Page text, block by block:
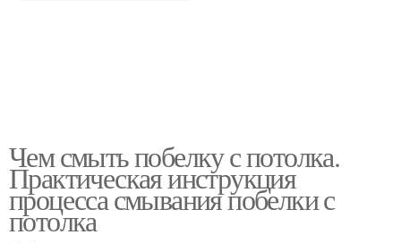
Чем смыть побелку с потолка.
Практическая инструкция
процесса смывания побелки с
потолка